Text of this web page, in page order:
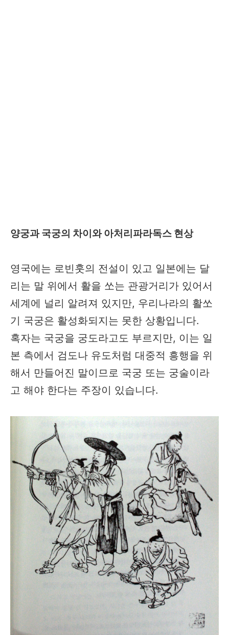
양궁과 국궁의 차이와 아처리파라독스 현상
영국에는 로빈훗의 전설이 있고 일본에는 달
리는 말 위에서 활을 쏘는 관광거리가 있어서
세계에 널리 알려져 있지만, 우리나라의 활쏘
기 국궁은 활성화되지는 못한 상황입니다.
혹자는 국궁을 궁도라고도 부르지만, 이는 일
본 측에서 검도나 유도처럼 대중적 흥행을 위
해서 만들어진 말이므로 국궁 또는 궁술이라
고 해야 한다는 주장이 있습니다.